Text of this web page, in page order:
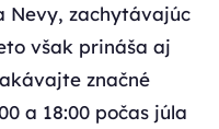
Nevy, zachytávajúc
však prináša aj
značné
a 18:00 počas júla